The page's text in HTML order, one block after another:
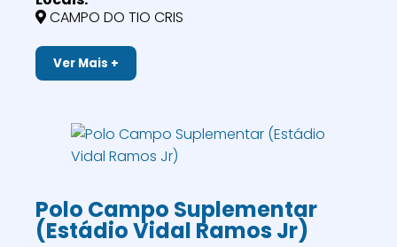
CAMPO DO TIO CRIS
Ver Mais +
Polo Campo Suplementar
(Estádio Vidal Ramos Jr)